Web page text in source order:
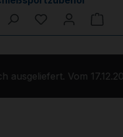
Du hast 0
Vom